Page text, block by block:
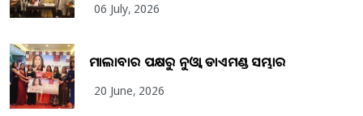
06 July, 2026
ମାଲାବାର ପକ୍ଷରୁ ନୁଓ୍ବା ଡାଏମଣ୍ଡ ସମ୍ଭାର
20 June, 2026